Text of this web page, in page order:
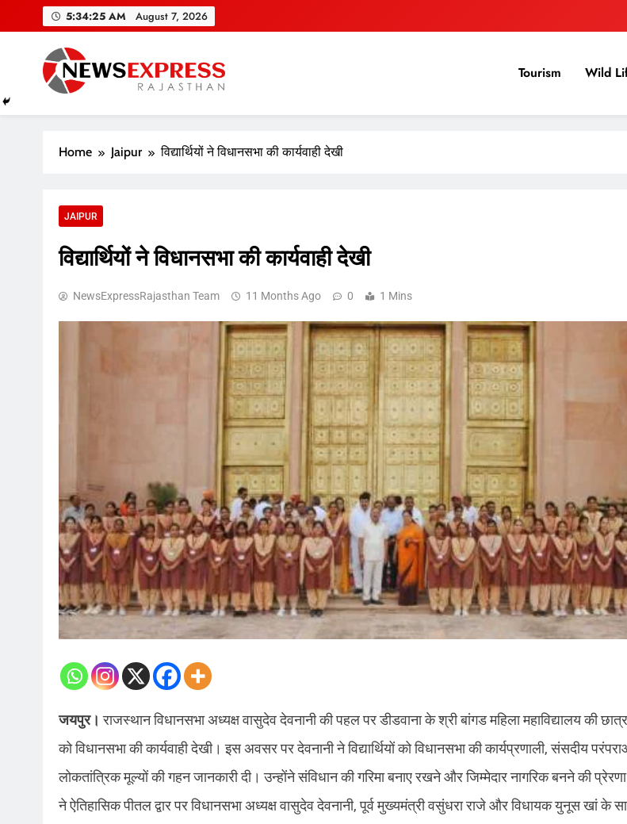
5:34:26 AM August 7, 2026
Tourism Wild
Home Jaipur वि‌द्यार्थियों ने विधानसभा की कार्यवाही देखी
JAIPUR
वि‌द्यार्थियों ने विधानसभा की कार्यवाही देखी
NewsExpressRajasthan Team 11 Months Ago 0 1 Mins
जयपुर।राजस्थान विधानसभा अध्यक्ष वासुदेव देवनानी की पहल पर डीडवाना के श्री बांगड महिला महावि‌द्यालय की
को विधानसभा की कार्यवाही देखी। इस अवसर पर देवनानी ने वि‌द्यार्थियों को विधानसभा की कार्यप्रणाली, संसदीय
लोकतांत्रिक मूल्यों की गहन जानकारी दी। उन्होंने संविधान की गरिमा बनाए रखने और जिम्मेदार नागरिक बनने की प्रेरणा
ने ऐतिहासिक पीतल द्वार पर विधानसभा अध्यक्ष वासुदेव देवनानी, पूर्व मुख्यमंत्री वसुंधरा राजे और विधायक युनूस खां के